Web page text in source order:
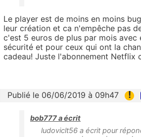
Le player est de moins en moins
leur création et ca n'empêche pas
c'est 5 euros de plus par mois
sécurité et pour ceux qui ont la
cadeau! Juste l'abonnement Netflix
Publié le 06/06/2019 à 09h47 !
bob777 a écrit
ludoviclt56 a écrit pour